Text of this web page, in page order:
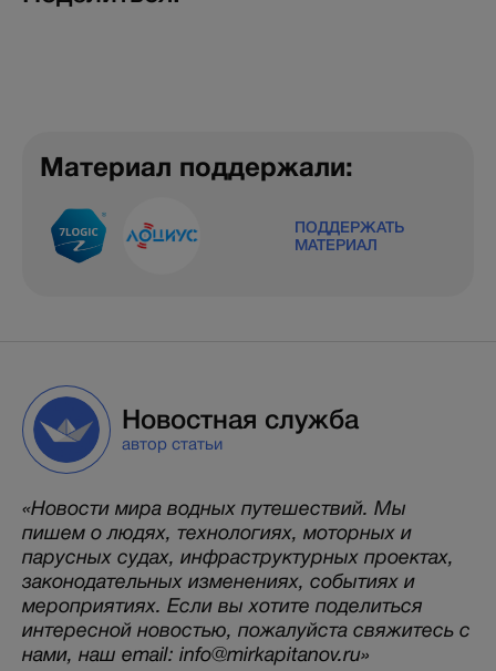
Материал поддержали:
ПОДДЕРЖАТЬ
МАТЕРИАЛ
Новостная служба
автор статьи
«Новости мира водных путешествий. Мы
пишем о людях, технологиях, моторных и
парусных судах, инфраструктурных проектах,
законодательных изменениях, событиях и
мероприятиях. Если вы хотите поделиться
интересной новостью, пожалуйста свяжитесь с
нами, наш email: info@mirkapitanov.ru»